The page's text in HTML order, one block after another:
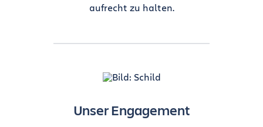
aufrecht zu halten.
Unser Engagement